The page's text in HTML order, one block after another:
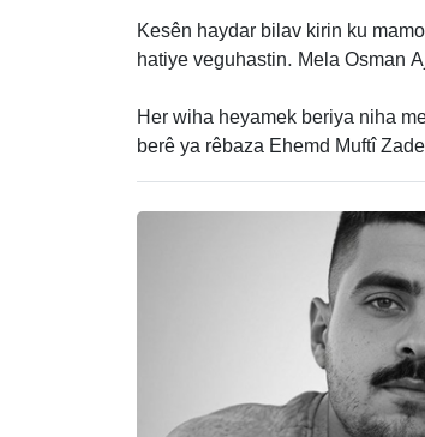
Kesên haydar bilav kirin ku
hatiye veguhastin. Mela Osman
Her wiha heyamek beriya niha
berê ya rêbaza Ehemd Muftî